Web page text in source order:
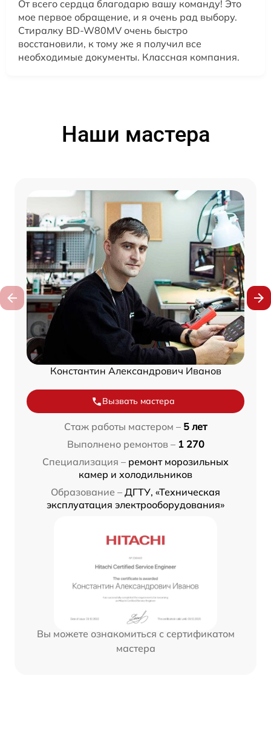
От всего сердца благодарю вашу команду! Это
мое первое обращение, и я очень рад выбору.
Стиралку BD-W80MV очень быстро
восстановили, к тому же я получил все
необходимые документы. Классная компания.
Наши мастера
Константин Александрович Иванов
Вызвать мастера
Стаж работы мастером – 5 лет
Выполнено ремонтов – 1 270
Специализация – ремонт морозильных
камер и холодильников
Образование – ДГТУ, «Техническая
эксплуатация электрооборудования»
Вы можете ознакомиться с сертификатом
мастера